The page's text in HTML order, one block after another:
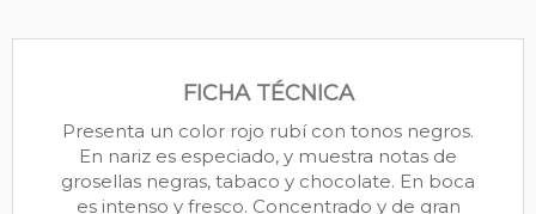
FICHA TÉCNICA
Presenta un color rojo rubí con tonos negros.
En nariz es especiado, y muestra notas de
grosellas negras, tabaco y chocolate. En boca
es intenso y fresco. Concentrado y de gran